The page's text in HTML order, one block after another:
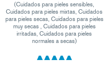
(Cuidados para pieles sensibles,
Cuidados para pieles mixtas, Cuidados
para pieles secas, Cuidados para pieles
muy secas , Cuidados para pieles
irritadas, Cuidados para pieles
normales a secas)